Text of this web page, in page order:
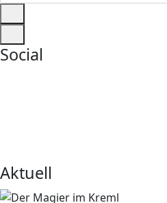
Social
Aktuell